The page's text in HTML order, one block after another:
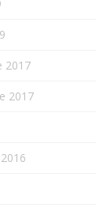
2017
2017